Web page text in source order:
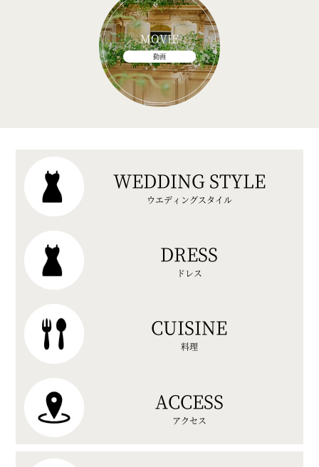
MOVIE
動画
WEDDING STYLE
ウエディングスタイル
DRESS
ドレス
CUISINE
料理
ACCESS
アクセス